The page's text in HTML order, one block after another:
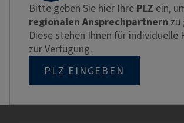
Bitte geben Sie hier Ihre PLZ ein,
regionalen Ansprechpartnern zu
Diese stehen Ihnen für individuelle
zur Verfügung.
PLZ EINGEBEN